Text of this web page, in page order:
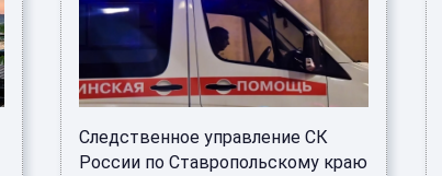
Следственное управление СК
России по Ставропольскому краю